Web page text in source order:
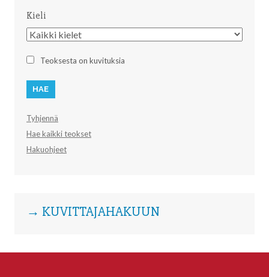
Kieli
Kieli
Teoksesta on kuvituksia
Tyhjennä
Hae kaikki teokset
Hakuohjeet
→ KUVITTAJAHAKUUN